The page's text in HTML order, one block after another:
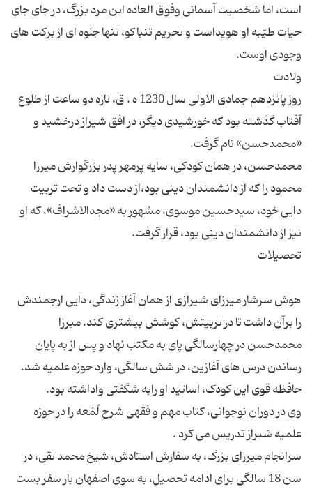
است، اما شخصیت آسمانی وفوق العاده این مرد بزرگ، در جای جای
حیات طیّبه او هویداست و تحریم تنباکو، تنها جلوه ای از برکت های
روز پانزدهم جمادی الاولی سال 1230 ه . ق، تازه دو ساعت از طلوع
آفتاب گذشته بود که خورشیدی دیگر، در افق شیراز درخشید و
محمدحسن، در همان کودکی، سایه پرمهر پدر بزرگوارش میرزا
محمود را که از دانشمندان دینی بود،از دست داد و تحت تربیت
دایی خود، سیدحسین موسوی، مشهور به «مجدالاشراف»، که او
هوش سرشار میرزای شیرازی از همان آغاز زندگی، دایی ارجمندش
را برآن داشت تا در تربیتش، کوشش بیشتری کند. میرزا
محمدحسن در چهارسالگی پای به مکتب نهاد و پس از به پایان
رساندن درس های آغازین، در شش سالگی، وارد حوزه علمیه شد.
وی در دوران نوجوانی، کتاب مهم و فقهی شرح لُمْعه را در حوزه
سرانجام میرزای بزرگ، به سفارش استادش، شیخ محمد تقی، در
سن 18 سالگی برای ادامه تحصیل، به سوی اصفهان بار سفر بست